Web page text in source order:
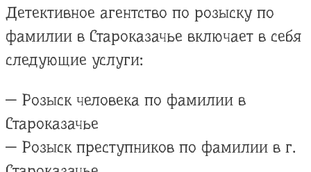
Детективное агентство по розыску по
фамилии в Староказачье включает в себя
следующие услуги:
— Розыск человека по фамилии в
Староказачье
— Розыск преступников по фамилии в г.